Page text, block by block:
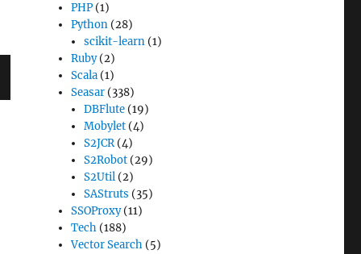
PHP (1)
Python (28)
scikit-learn (1)
Ruby(2)
Scala (1)
Seasar (338)
DBFlute (19)
Mobylet (4)
S2JCR(4)
S2Robot (29)
S2Util (2)
SAStruts (35)
SSOProxy(11)
Tech (188)
Vector Search (5)